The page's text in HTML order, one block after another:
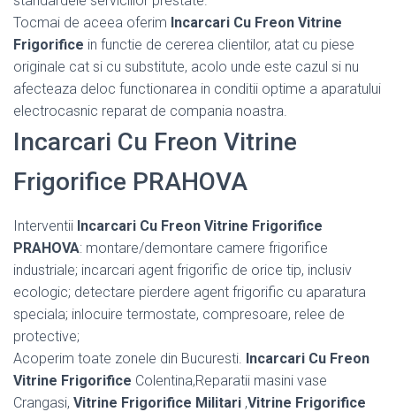
Tocmai de aceea oferim Incarcari Cu Freon Vitrine
Frigorifice in functie de cererea clientilor, atat cu piese
originale cat si cu substitute, acolo unde este cazul si nu
afecteaza deloc functionarea in conditii optime a aparatului
electrocasnic reparat de compania noastra.
Incarcari Cu Freon Vitrine
Frigorifice PRAHOVA
Interventii Incarcari Cu Freon Vitrine Frigorifice
PRAHOVA: montare/demontare camere frigorifice
industriale; incarcari agent frigorific de orice tip, inclusiv
ecologic; detectare pierdere agent frigorific cu aparatura
speciala; inlocuire termostate, compresoare, relee de
protective;
Acoperim toate zonele din Bucuresti. Incarcari Cu Freon
Vitrine Frigorifice Colentina,Reparatii masini vase
Crangasi, Vitrine Frigorifice Militari ,Vitrine Frigorifice